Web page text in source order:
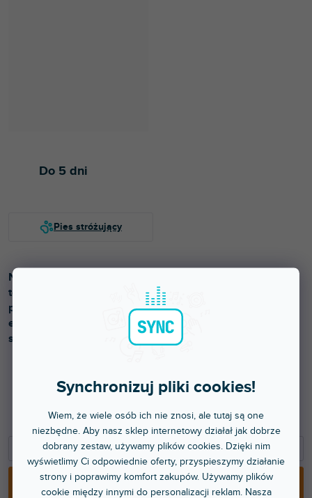
Synchronizuj pliki cookies!
Wiem, że wiele osób ich nie znosi, ale tutaj są one
niezbędne. Aby nasz sklep internetowy działał jak dobrze
dobrany zestaw, używamy plików cookies. Dzięki nim
wyświetlimy Ci odpowiednie oferty, przyspieszymy działanie
strony i poprawimy komfort zakupów. Używamy plików
cookie między innymi do personalizacji reklam. Nasza
119 zł
98,35 zł bez VAT
Do 5 dni
DODAJ DO KOSZYKA
Narzędzie do nauki gry na flecie, które uczy prawidłowej
techniki oddychania i trzymania głowy. Wytrzymała
plastikowa konstrukcja gwarantuje długą żywotność i
efektywny trening zadęcia nawet bez konieczności
składania całego instrumentu.